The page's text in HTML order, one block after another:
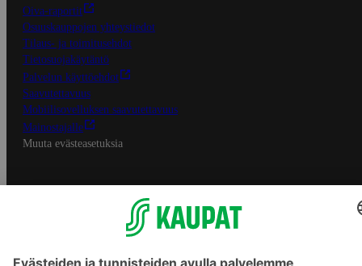
Oiva-raportit
Osuuskauppojen yhteystiedot
Tilaus- ja toimitusehdot
Tietosuojakäytäntö
Palvelun käyttöehdot
Saavutettavuus
Mobiilisovelluksen saavutettavuus
Mainostajalle
Muuta evästeasetuksia
S-ryhmän palvelut